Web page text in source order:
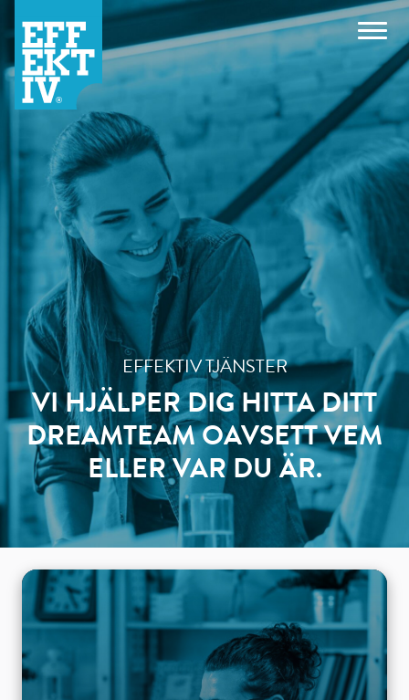
EFFEKTIV TJÄNSTER
VI HJÄLPER DIG HITTA DITT
DREAMTEAM OAVSETT VEM
ELLER VAR DU ÄR.